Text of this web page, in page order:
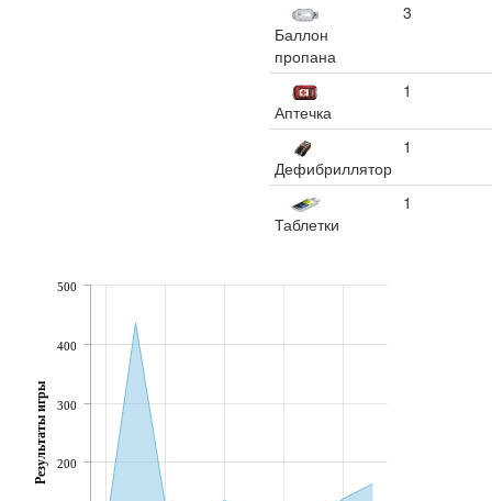
Баллон
пропана
3
Аптечка
1
Дефибриллятор
1
Таблетки
1
200
300
400
500
Результаты игры